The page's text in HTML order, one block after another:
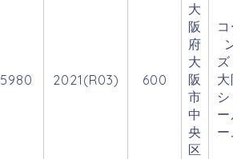
5980 2021(R03) 600
大
阪
府
大
阪
市
中
央
区